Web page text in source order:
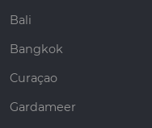
Bali
Bangkok
Curaçao
Gardameer